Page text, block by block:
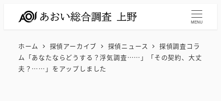
MENU
ホーム 探偵アーカイブ 探偵ニュース
探偵調査コラ
ム「あなたならどうする？浮気調査……」「その契約、大丈
夫？……」をアップしました